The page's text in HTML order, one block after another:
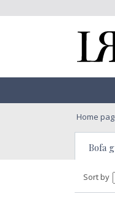
Home
Bofa
Sort by